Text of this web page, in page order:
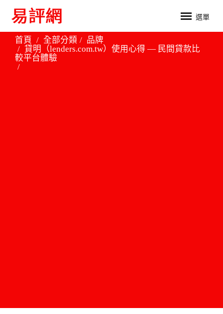
選單
首頁 全部分類
品牌
貸明（lenders.com.tw）使用心得 — 民間貸款比
較平台體驗